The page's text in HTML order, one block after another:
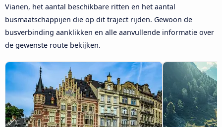
Vianen, het aantal beschikbare ritten en het aantal
busmaatschappijen die op dit traject rijden. Gewoon de
busverbinding aanklikken en alle aanvullende informatie over
de gewenste route bekijken.